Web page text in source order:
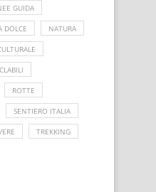
GUIDA
DOLCE NATURA
ROTTE
SENTIERO ITALIA
TREKKING